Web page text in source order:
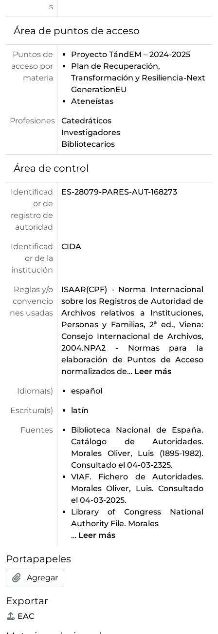
s
Área de puntos de acceso
Puntos de
acceso por
materia
Proyecto TándEM – 2024-2025
Plan de Recuperación,
Transformación y Resiliencia-Next
GenerationEU
Ateneístas
Profesiones
Catedráticos
Investigadores
Bibliotecarios
Área de control
Identificad
or de
registro de
autoridad
ES-28079-PARES-AUT-168273
Identificad
or de la
institución
CIDA
Reglas y/o
convencio
nes usadas
ISAAR(CPF) - Norma Internacional
sobre los Registros de Autoridad de
Archivos relativos a Instituciones,
Personas y Familias, 2ª ed., Viena:
Consejo Internacional de Archivos,
2004.NPA2 - Normas para la
elaboración de Puntos de Acceso
normalizados de… Leer más
Idioma(s) español
Escritura(s) latín
Fuentes
Biblioteca Nacional de España.
Catálogo de Autoridades.
Morales Oliver, Luis (1895-1982).
Consultado el 04-03-2325.
VIAF. Fichero de Autoridades.
Morales Oliver, Luis. Consultado
el 04-03-2025.
Library of Congress National
Authority File. Morales
… Leer más
Portapapeles
Agregar
Exportar
EAC